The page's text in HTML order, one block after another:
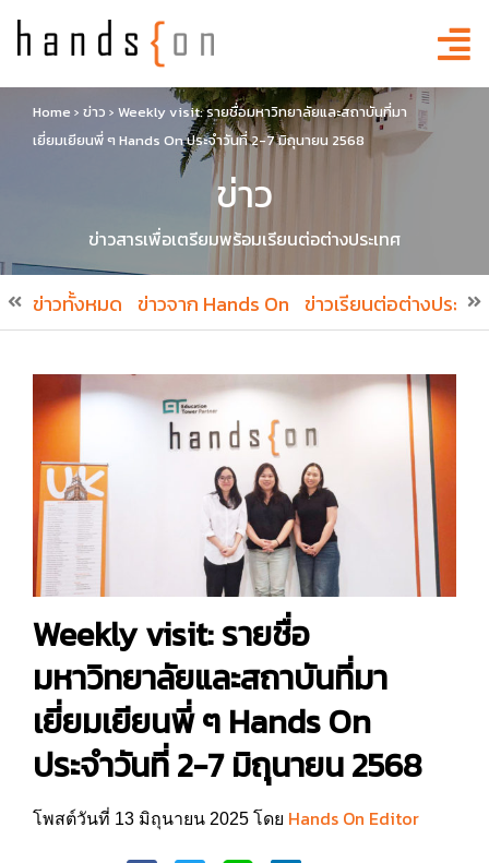
Home › ข่าว › Weekly visit: รายชื่อมหาวิทยาลัยและสถาบันที่มา
เยี่ยมเยียนพี่ ๆ Hands On ประจำวันที่ 2-7 มิถุนายน 2568
ข่าว
ข่าวสารเพื่อเตรียมพร้อมเรียนต่อต่างประเทศ
ข่าวทั้งหมด ข่าวจาก Hands On ข่าวเรียนต่อต่างประเทศ
Weekly visit: รายชื่อ
มหาวิทยาลัยและสถาบันที่มา
เยี่ยมเยียนพี่ ๆ Hands On
ประจำวันที่ 2-7 มิถุนายน 2568
โพสต์วันที่ 13 มิถุนายน 2025 โดย Hands On Editor